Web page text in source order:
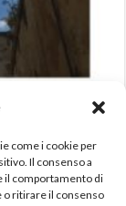
come i cookie per
Il consenso a
il comportamento di
o ritirare il consenso
Giannuzzi